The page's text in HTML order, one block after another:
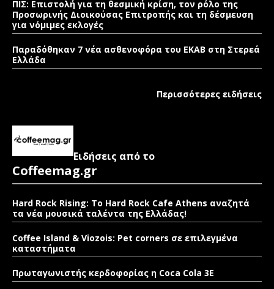
ΠΙΣ: Επιστολή για τη θεσμική κρίση, τον ρόλο της
Προσωρινής Διοικούσας Επιτροπής και τη δέσμευση
για νόμιμες εκλογές
Παραδόθηκαν 7 νέα ασθενοφόρα του ΕΚΑΒ στη Στερεά
Ελλάδα
Περισσότερες ειδήσεις
Ειδήσεις από το
Coffeemag.gr
Hard Rock Rising: Το Hard Rock Cafe Athens αναζητά
τα νέα μουσικά ταλέντα της Ελλάδας!
Coffee Island & Viozois: Pet corners σε επιλεγμένα
καταστήματα
Πρωταγωνιστής κερδοφορίας η Coca Cola 3E